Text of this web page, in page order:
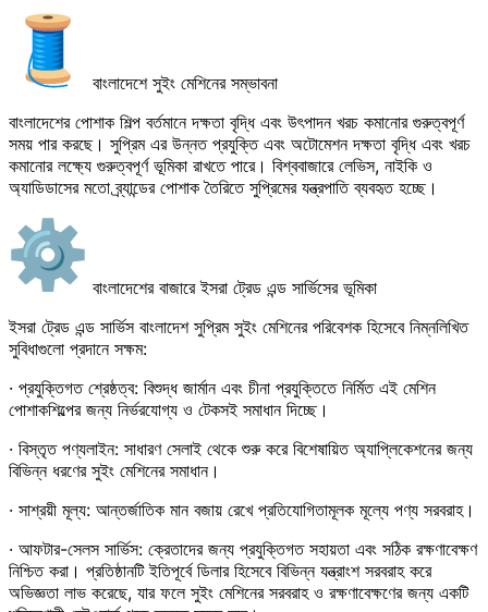
বাংলাদেশে সুইং মেশিনের সম্ভাবনা
বাংলাদেশের পোশাক শিল্প বর্তমানে দক্ষতা বৃদ্ধি এবং উৎপাদন খরচ কমানোর গুরুত্বপূর্ণ
সময় পার করছে। সুপ্রিম এর উন্নত প্রযুক্তি এবং অটোমেশন দক্ষতা বৃদ্ধি এবং খরচ
কমানোর লক্ষ্যে গুরুত্বপূর্ণ ভূমিকা রাখতে পারে। বিশ্ববাজারে লেভিস, নাইকি ও
অ্যাডিডাসের মতো ব্র্যান্ডের পোশাক তৈরিতে সুপ্রিমের যন্ত্রপাতি ব্যবহৃত হচ্ছে।
বাংলাদেশের বাজারে ইসরা ট্রেড এন্ড সার্ভিসের ভূমিকা
ইসরা ট্রেড এন্ড সার্ভিস বাংলাদেশ সুপ্রিম সুইং মেশিনের পরিবেশক হিসেবে নিম্নলিখিত
সুবিধাগুলো প্রদানে সক্ষম:
· প্রযুক্তিগত শ্রেষ্ঠত্ব: বিশুদ্ধ জার্মান এবং চীনা প্রযুক্তিতে নির্মিত এই মেশিন
পোশাকশিল্পের জন্য নির্ভরযোগ্য ও টেকসই সমাধান দিচ্ছে।
· বিস্তৃত পণ্যলাইন: সাধারণ সেলাই থেকে শুরু করে বিশেষায়িত অ্যাপ্লিকেশনের জন্য
বিভিন্ন ধরণের সুইং মেশিনের সমাধান।
· সাশ্রয়ী মূল্য: আন্তর্জাতিক মান বজায় রেখে প্রতিযোগিতামূলক মূল্যে পণ্য সরবরাহ।
· আফটার-সেলস সার্ভিস: ক্রেতাদের জন্য প্রযুক্তিগত সহায়তা এবং সঠিক রক্ষণাবেক্ষণ
নিশ্চিত করা। প্রতিষ্ঠানটি ইতিপূর্বে ডিলার হিসেবে বিভিন্ন যন্ত্রাংশ সরবরাহ করে
অভিজ্ঞতা লাভ করেছে, যার ফলে সুইং মেশিনের সরবরাহ ও রক্ষণাবেক্ষণের জন্য একটি